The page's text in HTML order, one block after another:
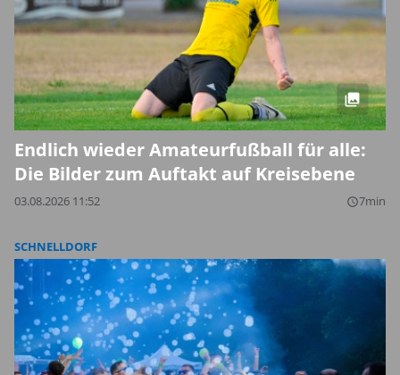
Endlich wieder Amateurfußball für alle:
Die Bilder zum Auftakt auf Kreisebene
03.08.2026 11:52 query_builder7min
SCHNELLDORF